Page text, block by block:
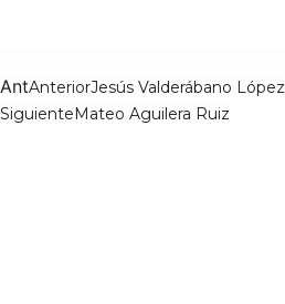
AntAnteriorJesús Valderábano López
SiguienteMateo Aguilera Ruiz